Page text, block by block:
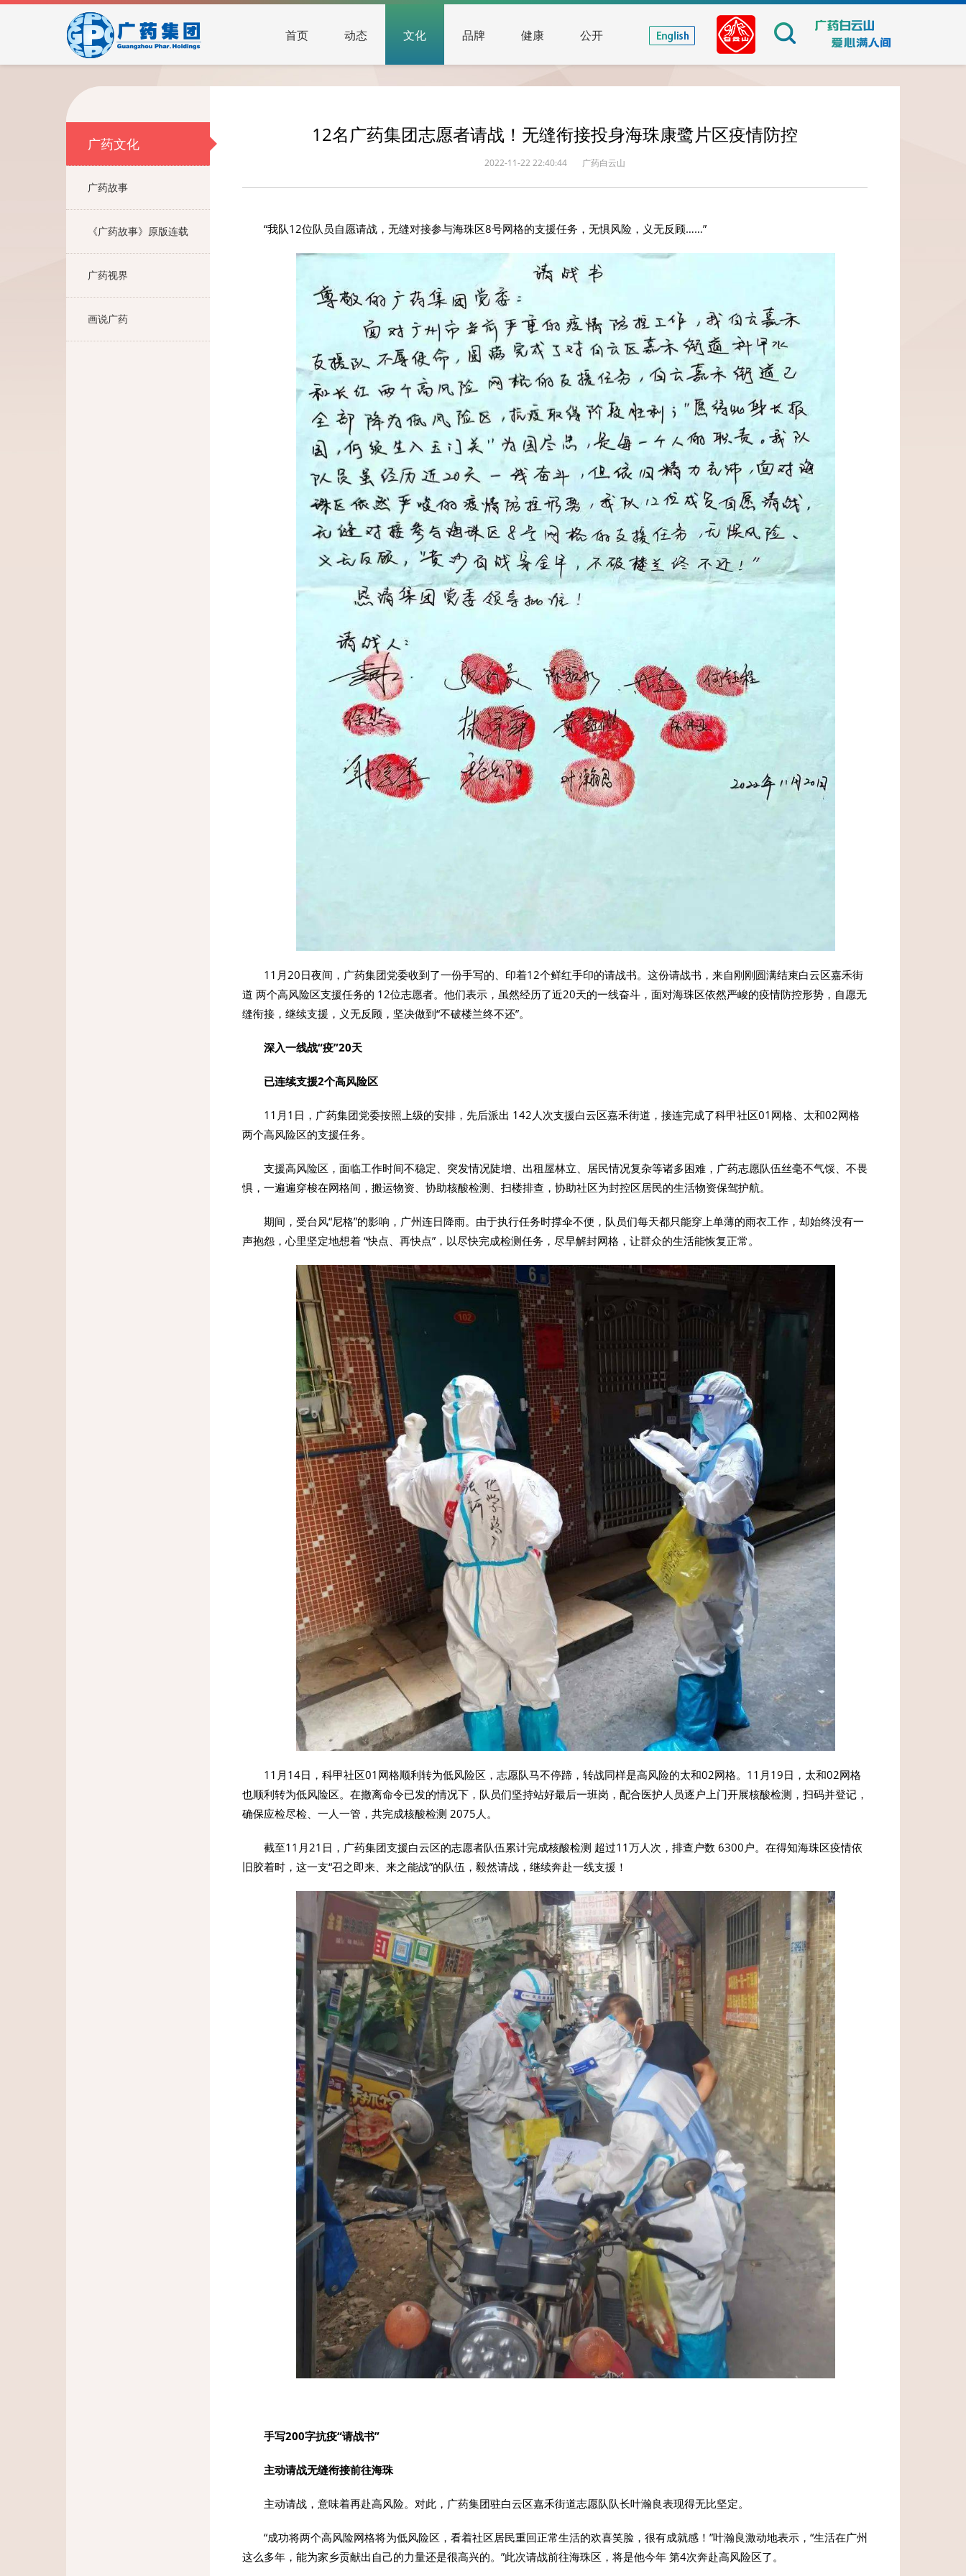
首页 动态 文化 品牌 健康 公开
广药文化
广药故事
《广药故事》原版连载
广药视界
画说广药
12名广药集团志愿者请战！无缝衔接投身海珠康鹭片区疫情防控
2022-11-22 22:40:44 广药白云山
“我队12位队员自愿请战，无缝对接参与海珠区8号网格的支援任务，无惧风险，义无反顾……”
11月20日夜间，广药集团党委收到了一份手写的、印着12个鲜红手印的请战书。这份请战书，来自刚刚圆满结束白云区嘉禾街
道 两个高风险区支援任务的 12位志愿者。他们表示，虽然经历了近20天的一线奋斗，面对海珠区依然严峻的疫情防控形势，自愿无
缝衔接，继续支援，义无反顾，坚决做到“不破楼兰终不还”。
深入一线战“疫”20天
已连续支援2个高风险区
11月1日，广药集团党委按照上级的安排，先后派出 142人次支援白云区嘉禾街道，接连完成了科甲社区01网格、太和02网格
两个高风险区的支援任务。
支援高风险区，面临工作时间不稳定、突发情况陡增、出租屋林立、居民情况复杂等诸多困难，广药志愿队伍丝毫不气馁、不畏
惧，一遍遍穿梭在网格间，搬运物资、协助核酸检测、扫楼排查，协助社区为封控区居民的生活物资保驾护航。
期间，受台风“尼格”的影响，广州连日降雨。由于执行任务时撑伞不便，队员们每天都只能穿上单薄的雨衣工作，却始终没有一
声抱怨，心里坚定地想着 “快点、再快点”，以尽快完成检测任务，尽早解封网格，让群众的生活能恢复正常。
11月14日，科甲社区01网格顺利转为低风险区，志愿队马不停蹄，转战同样是高风险的太和02网格。11月19日，太和02网格
也顺利转为低风险区。在撤离命令已发的情况下，队员们坚持站好最后一班岗，配合医护人员逐户上门开展核酸检测，扫码并登记，
确保应检尽检、一人一管，共完成核酸检测 2075人。
截至11月21日，广药集团支援白云区的志愿者队伍累计完成核酸检测 超过11万人次，排查户数 6300户。在得知海珠区疫情依
旧胶着时，这一支“召之即来、来之能战”的队伍，毅然请战，继续奔赴一线支援！
手写200字抗疫“请战书”
主动请战无缝衔接前往海珠
主动请战，意味着再赴高风险。对此，广药集团驻白云区嘉禾街道志愿队队长叶瀚良表现得无比坚定。
“成功将两个高风险网格将为低风险区，看着社区居民重回正常生活的欢喜笑脸，很有成就感！”叶瀚良激动地表示，“生活在广州
这么多年，能为家乡贡献出自己的力量还是很高兴的。”此次请战前往海珠区，将是他今年 第4次奔赴高风险区了。